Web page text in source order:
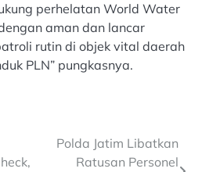
perhelatan World Water
aman dan lancar
rutin di objek vital daerah
PLN” pungkasnya.
Polda Jatim Libatkan
Ratusan Personel